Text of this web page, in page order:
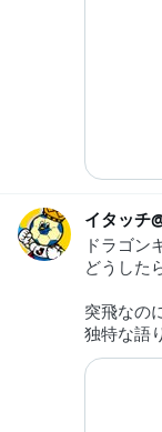
イタッチ
ドラゴン
どうした
突飛なの
独特な語